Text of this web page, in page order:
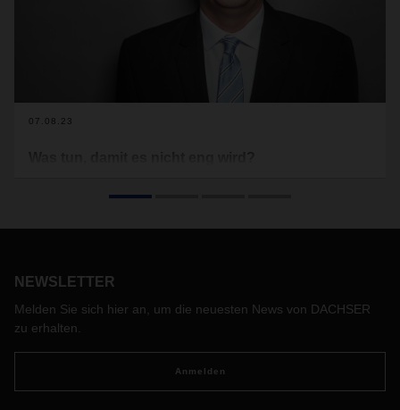
07.08.23
NEWSLETTER
Melden Sie sich hier an, um die neuesten News von DACHSER
zu erhalten.
Anmelden